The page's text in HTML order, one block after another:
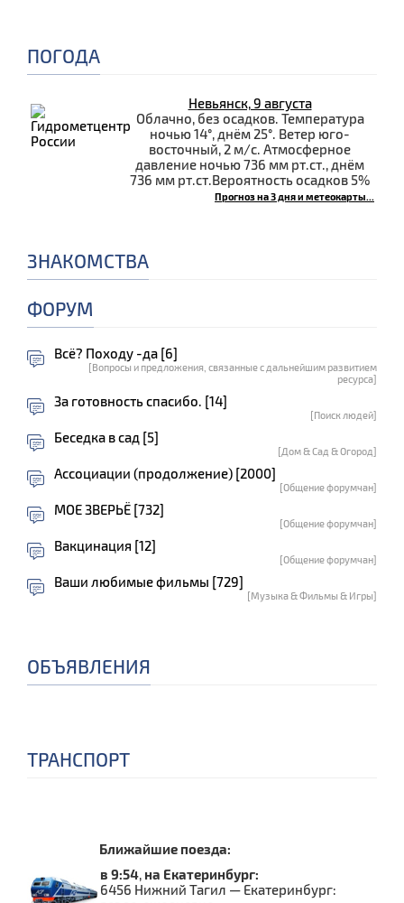
ПОГОДА
Невьянск, 9 августа
Облачно, без осадков. Температура
ночью 14°, днём 25°. Ветер юго-
восточный, 2 м/с. Атмосферное
давление ночью 736 мм рт.ст., днём
736 мм рт.ст.Вероятность осадков 5%
Прогноз на 3 дня и метеокарты...
ЗНАКОМСТВА
ФОРУМ
Всё? Походу -да [6]
[Вопросы и предложения, связанные с дальнейшим развитием
ресурса]
За готовность спасибо. [14]
[Поиск людей]
Беседка в сад [5]
[Дом & Сад & Огород]
Ассоциации (продолжение) [2000]
[Общение форумчан]
МОЕ ЗВЕРЬЁ [732]
[Общение форумчан]
Вакцинация [12]
[Общение форумчан]
Ваши любимые фильмы [729]
[Музыка & Фильмы & Игры]
ОБЪЯВЛЕНИЯ
ТРАНСПОРТ
Ближайшие поезда:
в 9:54, на Екатеринбург:
6456 Нижний Тагил — Екатеринбург: